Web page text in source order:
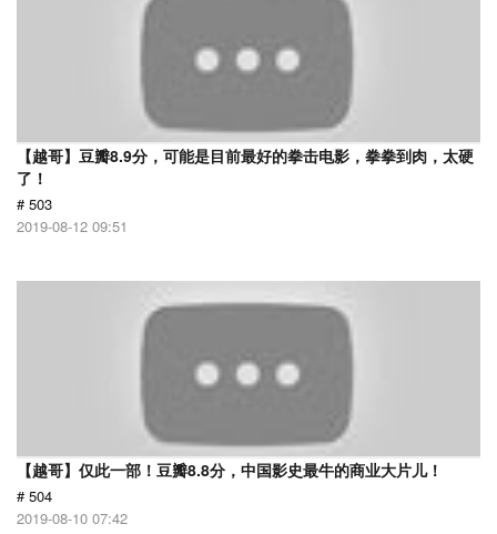
【越哥】豆瓣8.9分，可能是目前最好的拳击电影，拳拳到肉，太硬
了！
# 503
2019-08-12 09:51
【越哥】仅此一部！豆瓣8.8分，中国影史最牛的商业大片儿！
# 504
2019-08-10 07:42